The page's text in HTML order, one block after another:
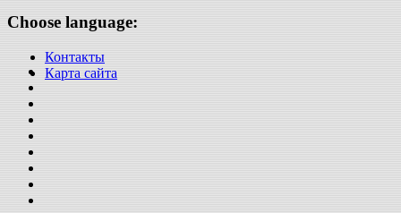
Choose language:
Контакты
Карта сайта